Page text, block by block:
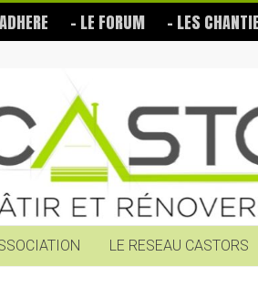
– LE FORUM – LES
LE RESEAU CASTORS